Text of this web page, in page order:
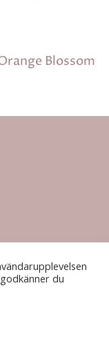
Blossom
du